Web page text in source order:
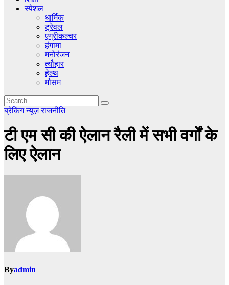
स्पेशल
धार्मिक
ट्रेवल
एग्रीकल्चर
हंगामा
मनोरंजन
त्यौहार
हेल्थ
मौसम
ब्रेकिंग न्यूज़राजनीति
टी एम सी की ऐलान रैली में सभी वर्गों के
लिए ऐलान
Byadmin